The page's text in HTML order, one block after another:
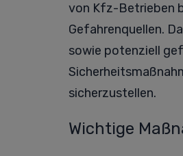
von Kfz-Betrieben
Gefahrenquellen.
sowie potenziell
sicherzustellen.
Wichtige